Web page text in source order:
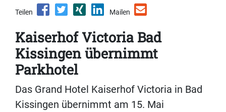
Teilen Mailen
Kaiserhof Victoria Bad
Kissingen übernimmt
Parkhotel
Das Grand Hotel Kaiserhof Victoria in Bad
Kissingen übernimmt am 15. Mai